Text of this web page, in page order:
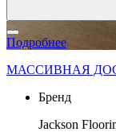
Подробнее
МАССИВНАЯ
Бренд
Jackson